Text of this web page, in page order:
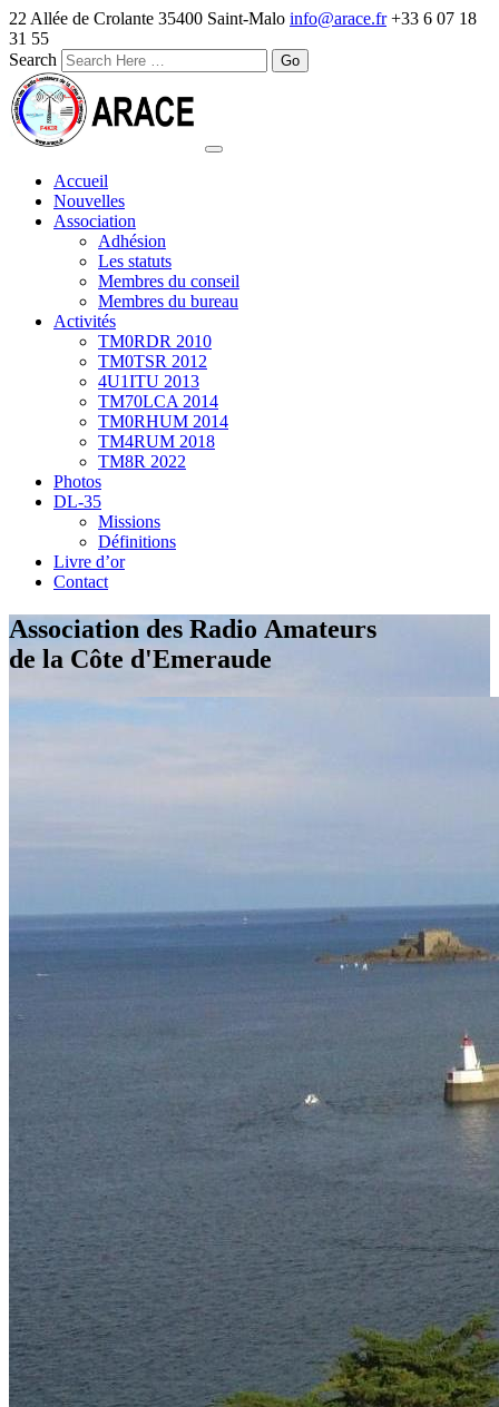
22 Allée de Crolante 35400 Saint-Malo info@arace.fr +33 6 07 18
31 55
Search
Accueil
Nouvelles
Association
Adhésion
Les statuts
Membres du conseil
Membres du bureau
Activités
TM0RDR 2010
TM0TSR 2012
4U1ITU 2013
TM70LCA 2014
TM0RHUM 2014
TM4RUM 2018
TM8R 2022
Photos
DL-35
Missions
Définitions
Livre d’or
Contact
Association des Radio Amateurs
de la Côte d'Emeraude